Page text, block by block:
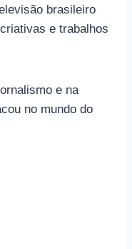
brasileiro
e trabalhos
e na
no mundo do